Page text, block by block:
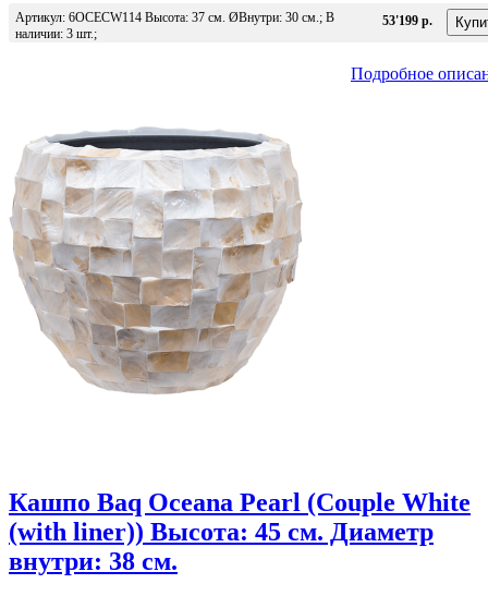
Артикул: 6OCECW114 Высота: 37 см. ØВнутри: 30 см.; В
наличии: 3 шт.;
53'199 р.
Подробное
Кашпо Baq Oceana Pearl (Couple White
(with liner)) Высота: 45 см. Диаметр
внутри: 38 см.